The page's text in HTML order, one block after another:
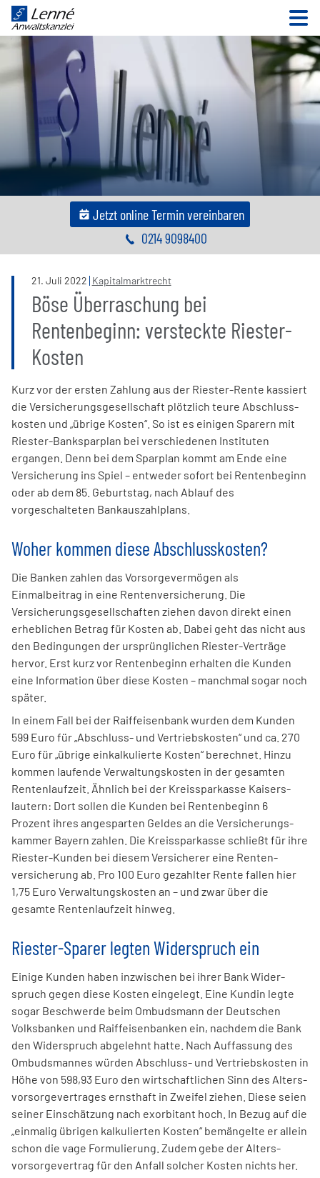
Jetzt online Termin vereinbaren
0214 9098400
21. Juli 2022 Kapitalmarktrecht
Böse Überraschung bei
Rentenbeginn: versteckte Riester-
Kosten
Kurz vor der ersten Zahlung aus der Riester-Rente kassiert
die Versicherungs­gesell­schaft plötzlich teure Abschluss­
kosten und „übrige Kosten“. So ist es einigen Sparern mit
Riester-Banksparplan bei verschiedenen Instituten
ergangen. Denn bei dem Sparplan kommt am Ende eine
Versicherung ins Spiel – entweder sofort bei Renten­beginn
oder ab dem 85. Geburts­tag, nach Ablauf des
vorgeschalteten Bank­auszahl­plans.
Woher kommen diese Abschlusskosten?
Die Banken zahlen das Vorsorgever­mögen als
Einmalbeitrag in eine Renten­versicherung. Die
Versicherungs­gesell­schaften ziehen davon direkt einen
erheblichen Betrag für Kosten ab. Dabei geht das nicht aus
den Bedingungen der ursprüng­lichen Riester-Verträge
hervor. Erst kurz vor Renten­beginn erhalten die Kunden
eine Information über diese Kosten – manchmal sogar noch
später.
In einem Fall bei der Raiff­eisen­bank wurden dem Kunden
599 Euro für „Abschluss- und Vertriebs­kosten“ und ca. 270
Euro für „übrige einkalkulierte Kosten“ berechnet. Hinzu
kommen laufende Verwaltungs­kosten in der gesamten
Renten­lauf­zeit. Ähnlich bei der Kreissparkasse Kaisers­
lautern: Dort sollen die Kunden bei Renten­beginn 6
Prozent ihres angesparten Geldes an die Versicherungs­
kammer Bayern zahlen. Die Kreissparkasse schließt für ihre
Riester-Kunden bei diesem Versicherer eine Renten­
versicherung ab. Pro 100 Euro gezahlter Rente fallen hier
1,75 Euro Verwaltungs­kosten an – und zwar über die
gesamte Renten­lauf­zeit hinweg.
Riester-Sparer legten Widerspruch ein
Einige Kunden haben inzwischen bei ihrer Bank Wider­
spruch gegen diese Kosten einge­legt. Eine Kundin legte
sogar Beschwerde beim Ombudsmann der Deutschen
Volksbanken und Raiffeisenbanken ein, nachdem die Bank
den Widerspruch abgelehnt hatte. Nach Auffassung des
Ombudsmannes würden Abschluss- und Vertriebs­kosten in
Höhe von 598,93 Euro den wirt­schaftlichen Sinn des Alters­
vorsorgever­trages ernst­haft in Zweifel ziehen. Diese seien
seiner Einschät­zung nach exorbitant hoch. In Bezug auf die
„einmalig übrigen kalkulierten Kosten“ bemängelte er allein
schon die vage Formulierung. Zudem gebe der Alters­
vorsorgever­trag für den Anfall solcher Kosten nichts her.